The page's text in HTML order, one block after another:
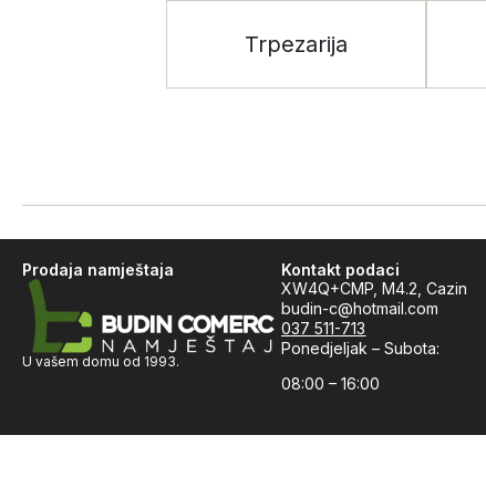
Trpezarija
Prodaja namještaja
U vašem domu od 1993.
Kontakt podaci
XW4Q+CMP, M4.2, Cazin
budin-c@hotmail.com
037 511-713
Ponedjeljak – Subota:
08:00 – 16:00